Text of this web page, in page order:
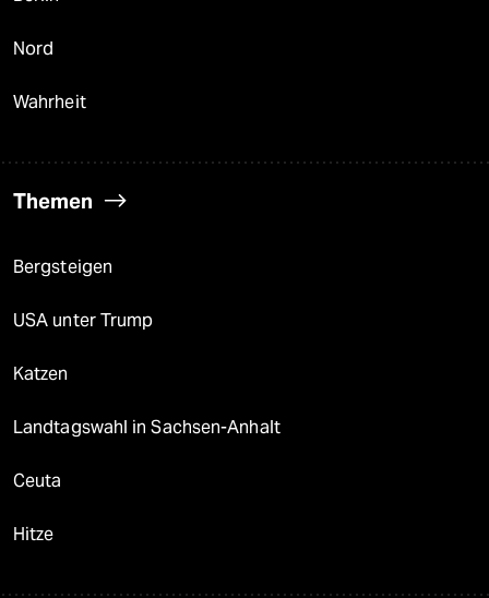
Nord
Wahrheit
Themen
Bergsteigen
USA unter Trump
Katzen
Landtagswahl in Sachsen-Anhalt
Ceuta
Hitze